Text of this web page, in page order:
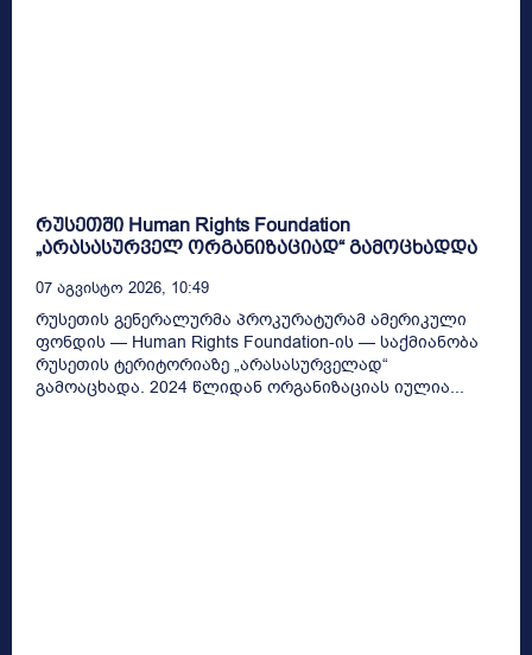
რუსეთში Human Rights Foundation
„არასასურველ ორგანიზაციად“ გამოცხადდა
07 Აგვისტო 2026, 10:49
რუსეთის გენერალურმა პროკურატურამ ამერიკული
ფონდის — Human Rights Foundation-ის — საქმიანობა
რუსეთის ტერიტორიაზე „არასასურველად“
გამოაცხადა. 2024 წლიდან ორგანიზაციას იულია...